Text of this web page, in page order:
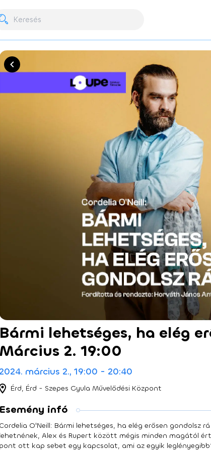
Bármi lehetséges, ha elég
Március 2. 19:00
március 2., 19:00 - 20:40
Érd, Érd - Szepes Gyula Művelődési Központ
Esemény infó
Cordelia O'Neill: Bármi lehetséges, ha elég erősen
lehetnének, Alex és Rupert között mégis minden magától
pont ott kap sebet egy kapcsolat, ami az egyik